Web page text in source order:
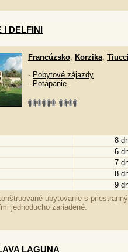
I DELFINI
Francúzsko, Korzika,
- Pobytové zájazdy
- Potápanie
8
6
7
8
9
ubytovanie s
jednoducho zariadené.
LAGUNA